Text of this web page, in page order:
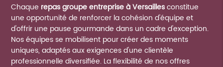
Chaque repas groupe entreprise à Versaillesconstitue
une opportunité de renforcer la cohésion d'équipe et
d'offrir une pause gourmande dans un cadre d'exception.
Nos équipes se mobilisent pour créer des moments
uniques, adaptés aux exigences d'une clientèle
professionnelle diversifiée. La flexibilité de nos offres